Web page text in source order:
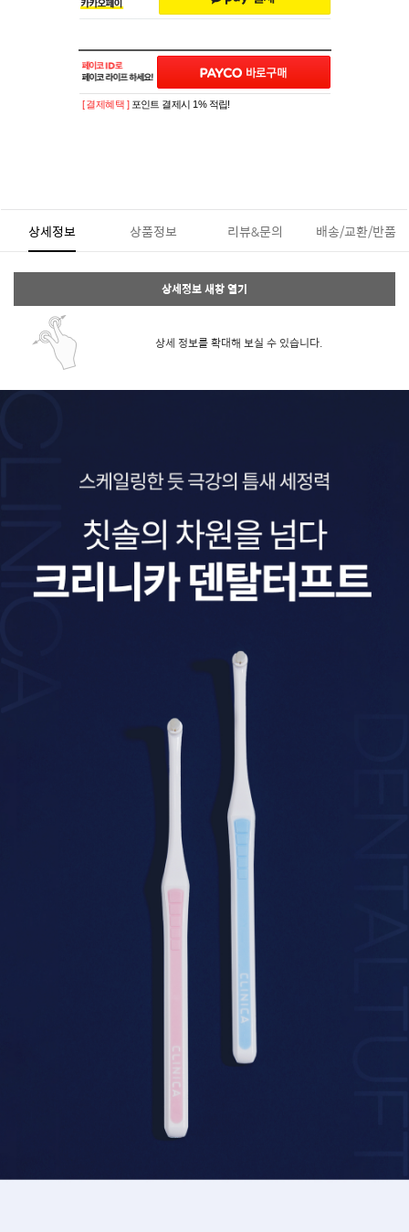
PAYCO 바로구매
[ 결제혜택 ] 포인트 결제시 1% 적립!
상세정보 상품정보 리뷰&문의 배송/교환/반품
상세정보 새창 열기
상세 정보를 확대해 보실 수 있습니다.